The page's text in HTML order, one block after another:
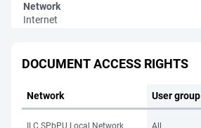
Network
Internet
DOCUMENT ACCESS RIGHTS
Network User group
ILC SPbPU Local Network All